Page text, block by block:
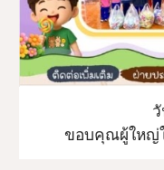
ขอบคุณผู้ใหญ่